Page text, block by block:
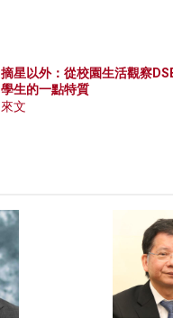
摘星以外：從校園生活觀察
學生的一點特質
來文